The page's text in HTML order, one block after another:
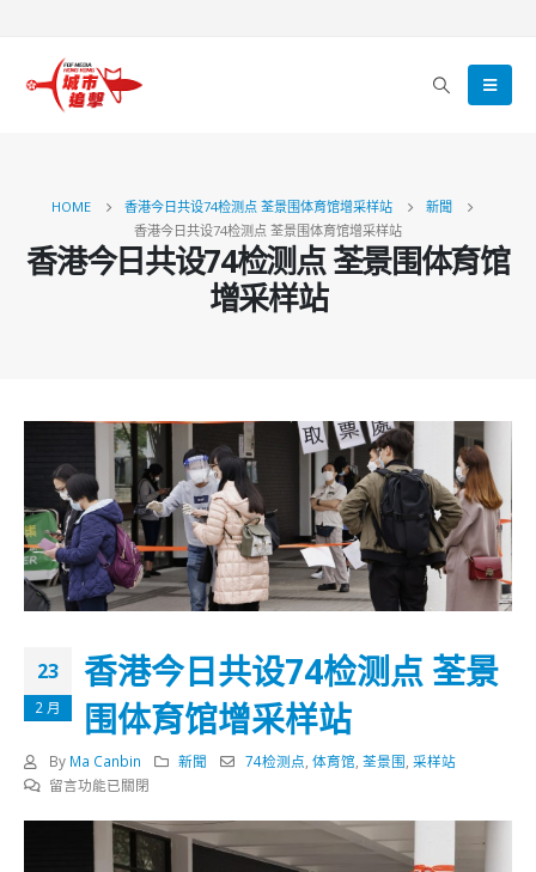
HOME 香港今日共设74检测点 荃景围体育馆增采样站
新聞
香港今日共设74检测点 荃景围体育馆增采样站
香港今日共设74检测点 荃景围体育馆
增采样站
23
2 月
香港今日共设74检测点 荃景
围体育馆增采样站
By Ma Canbin 新聞 74检测点,体育馆,荃景围,采样站
在
留言功能已關閉